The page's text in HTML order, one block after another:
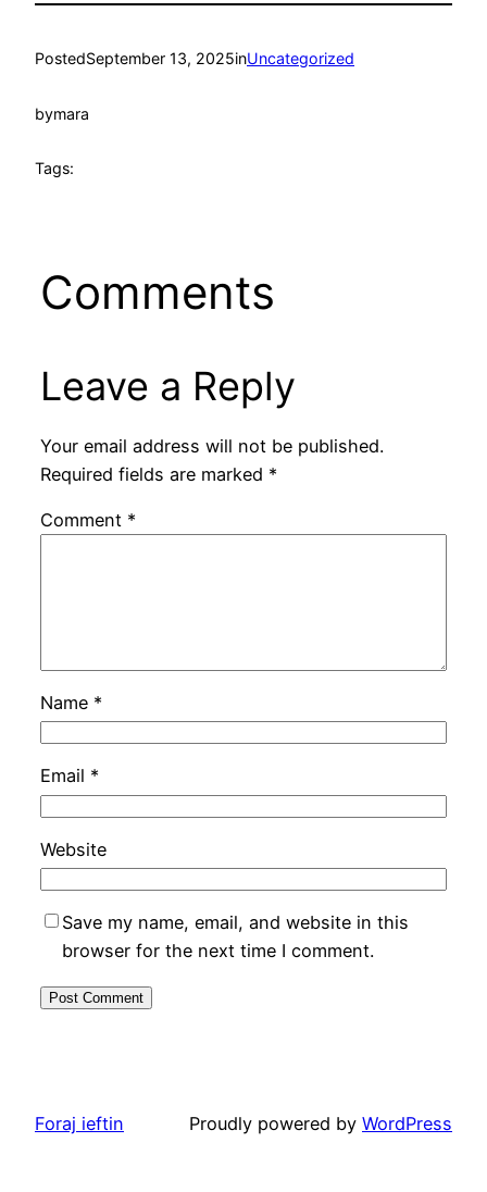
PostedSeptember 13, 2025inUncategorized
bymara
Tags:
Comments
Leave a Reply
Your email address will not be published.
Required fields are marked *
Comment *
Name *
Email *
Website
Save my name, email, and website in this
browser for the next time I comment.
Foraj ieftin Proudly powered by WordPress